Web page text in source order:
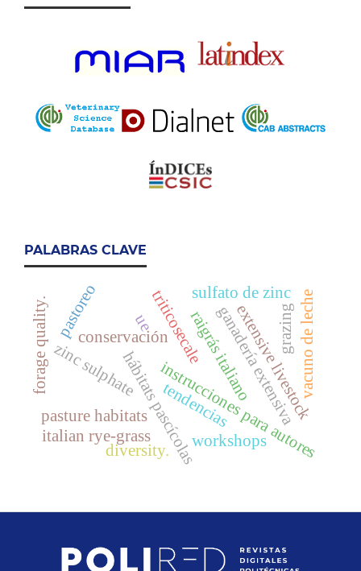
PALABRAS CLAVE
instrucciones para autores
conservación ganadería extensiva
hábitats pascícolas extensive livestock
pasture habitats
workshops
sulfato de zinc
triticosecale
zinc sulphate
forage quality. vacuno de leche
raigrás italiano
italian rye-grass
pastoreo grazing
diversity.
ue
tendencias